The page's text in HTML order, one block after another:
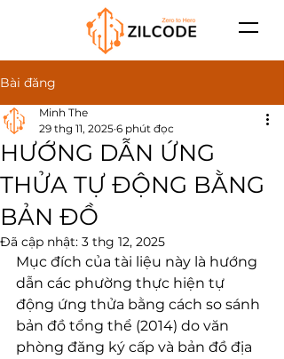
Bài đăng
HƯỚNG DẪN ỨNG
THỬA TỰ ĐỘNG BẰNG
BẢN ĐỒ
Minh The
29 thg 11, 2025 6 phút đọc
Đã cập nhật: 3 thg 12, 2025
Mục đích của tài liệu này là hướng
dẫn các phường thực hiện tự
động ứng thửa bằng cách so sánh
bản đồ tổng thể (2014) do văn
phòng đăng ký cấp và bản đồ địa